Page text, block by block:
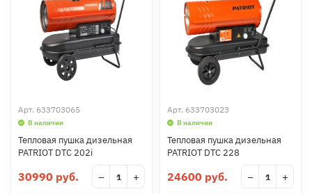
Арт. 633703065
В наличии
Тепловая пушка дизельная
PATRIOT DTC 202i
30990 руб. − +
Арт. 633703023
В наличии
Тепловая пушка дизельная
PATRIOT DTC 228
24600 руб. − +